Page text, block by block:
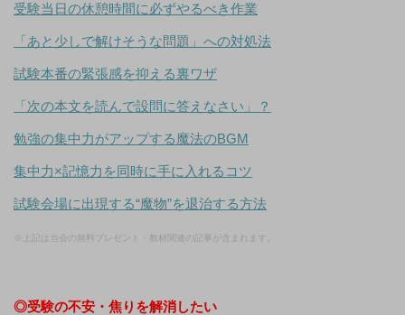
受験当日の休憩時間に必ずやるべき作業
「あと少しで解けそうな問題」への対処法
試験本番の緊張感を抑える裏ワザ
「次の本文を読んで設問に答えなさい」？
勉強の集中力がアップする魔法のBGM
集中力×記憶力を同時に手に入れるコツ
試験会場に出現する“魔物”を退治する方法
※上記は当会の無料プレゼント・教材関連の記事が含まれます。
◎受験の不安・焦りを解消したい